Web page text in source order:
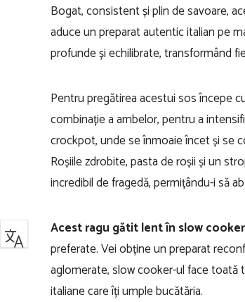
Bogat, consistent și plin de savoare,
aduce un preparat autentic italian pe
profunde și echilibrate, transformând
Pentru pregătirea acestui sos începe
combinație a ambelor, pentru a
crockpot, unde se înmoaie încet și se
Roșiile zdrobite, pasta de roșii și un
incredibil de fragedă, permițându-i să
Acest ragu gătit lent în slow
preferate. Vei obține un preparat
aglomerate, slow cooker-ul face toată
italiane care îți umple bucătăria.